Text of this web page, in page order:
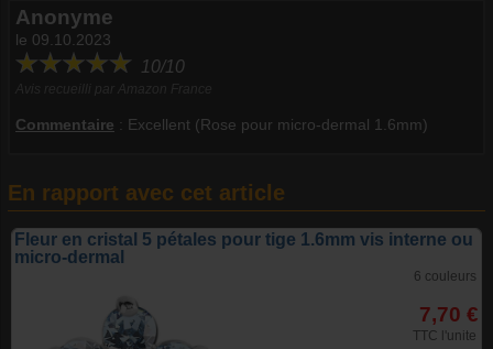
Anonyme
le 09.10.2023
10/10
Commentaire : Excellent (Rose pour micro-dermal 1.6mm)
En rapport avec cet article
Fleur en cristal 5 pétales pour tige 1.6mm vis interne ou
micro-dermal
6 couleurs
7,70 €
TTC l'unite